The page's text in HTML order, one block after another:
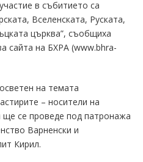
в събитието са
Вселенската, Руската,
църква”, съобщиха
сайта на БХРА (www.bhra-
на темата
– носители на
ще се проведе под патронажа
Варненски и
Кирил.